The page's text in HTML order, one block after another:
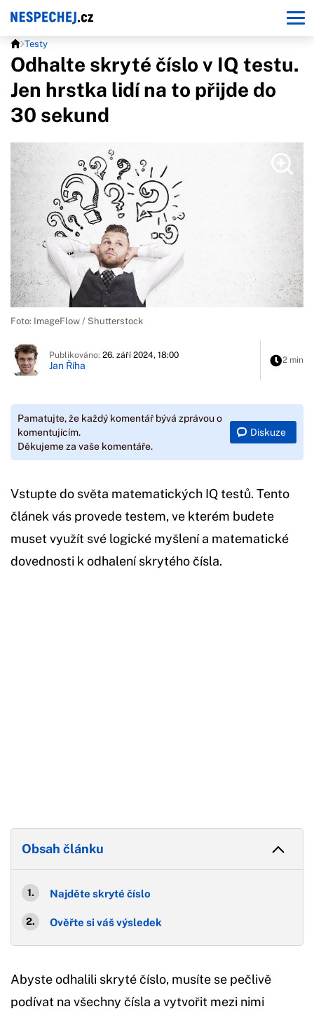
Testy
Odhalte skryté číslo v IQ testu.
Jen hrstka lidí na to přijde do
30 sekund
Foto: ImageFlow / Shutterstock
Publikováno: 26. září 2024, 18:00
Jan Říha 2 min
Pamatujte, že každý komentář bývá zprávou o
komentujícím.
Děkujeme za vaše komentáře.
Diskuze
Vstupte do světa matematických IQ testů. Tento
článek vás provede testem, ve kterém budete
muset využít své logické myšlení a matematické
dovednosti k odhalení skrytého čísla.
Obsah článku
Najděte skryté číslo
Ověřte si váš výsledek
Abyste odhalili skryté číslo, musíte se pečlivě
podívat na všechny čísla a vytvořit mezi nimi